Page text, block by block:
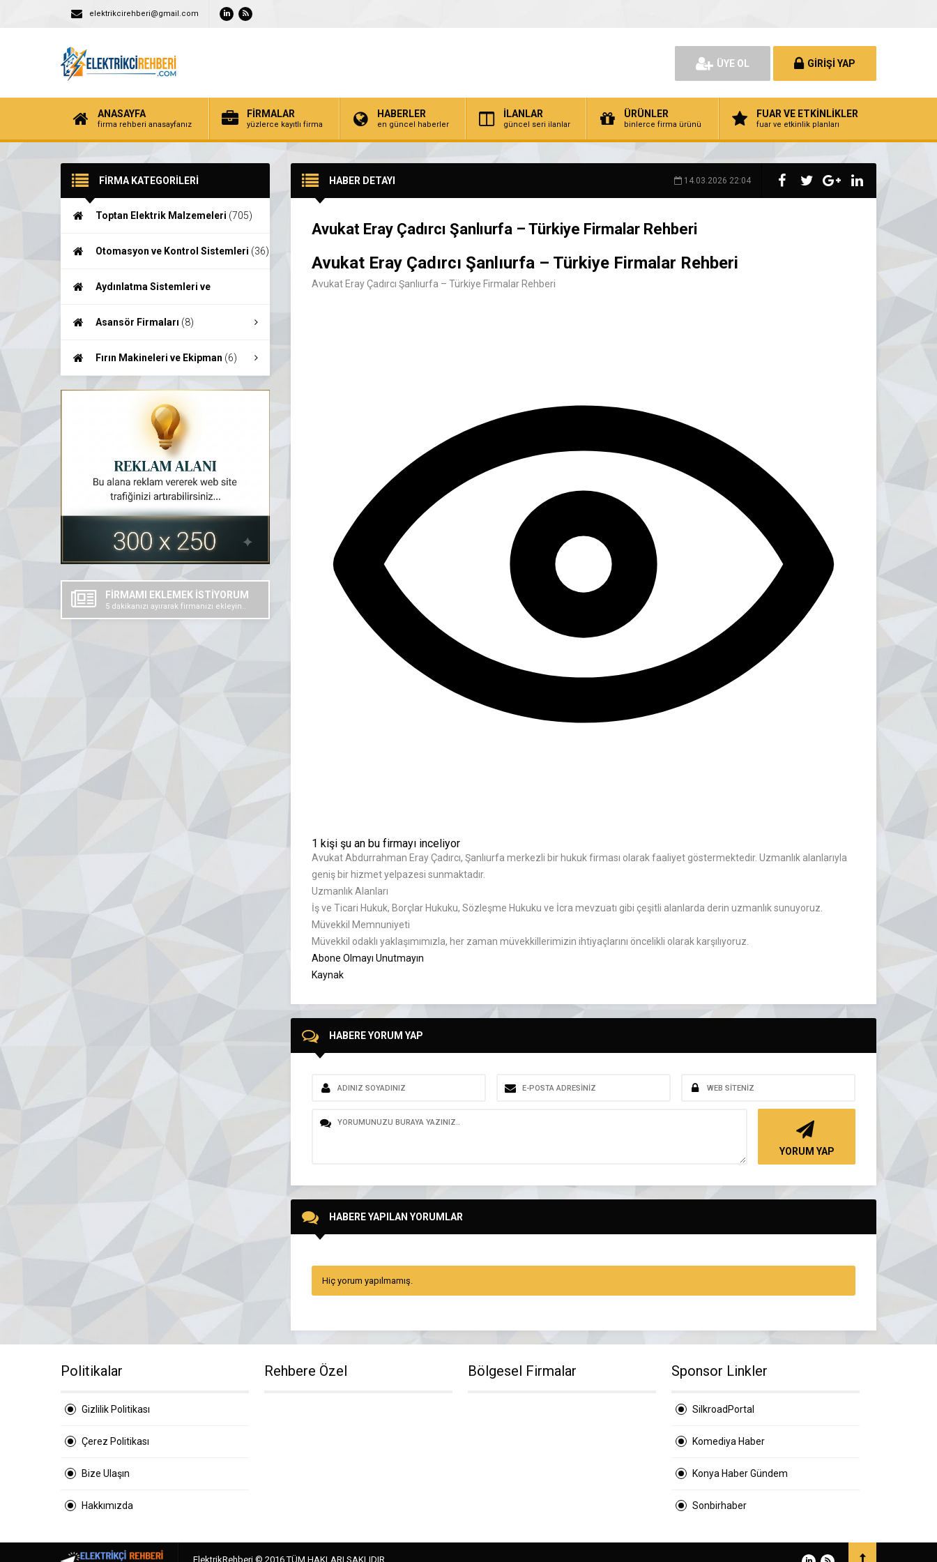
elektrikcirehberi@gmail.com
ÜYE OL GİRİŞİ YAP
ANASAYFA
firma rehberi anasayfanız
FİRMALAR
yüzlerce kayıtlı firma
HABERLER
en güncel haberler
İLANLAR
güncel seri ilanlar
ÜRÜNLER
binlerce firma ürünü
FUAR VE ETKİNLİKLER
fuar ve etkinlik planları
FİRMA KATEGORİLERİ
Toptan Elektrik Malzemeleri (705)
Otomasyon ve Kontrol Sistemleri (36)
Aydınlatma Sistemleri ve
Teknolojileri(7)
Asansör Firmaları (8)
Fırın Makineleri ve Ekipman (6)
FİRMAMI EKLEMEK İSTİYORUM
5 dakikanızı ayırarak firmanızı ekleyin..
HABER DETAYI 14.03.2026 22:04
Avukat Eray Çadırcı Şanlıurfa – Türkiye Firmalar Rehberi
Avukat Eray Çadırcı Şanlıurfa – Türkiye Firmalar Rehberi
Avukat Eray Çadırcı Şanlıurfa – Türkiye Firmalar Rehberi
1 kişi şu an bu firmayı inceliyor
Avukat Abdurrahman Eray Çadırcı, Şanlıurfa merkezli bir hukuk firması olarak faaliyet göstermektedir. Uzmanlık alanlarıyla
geniş bir hizmet yelpazesi sunmaktadır.
Uzmanlık Alanları
İş ve Ticari Hukuk, Borçlar Hukuku, Sözleşme Hukuku ve İcra mevzuatı gibi çeşitli alanlarda derin uzmanlık sunuyoruz.
Müvekkil Memnuniyeti
Müvekkil odaklı yaklaşımımızla, her zaman müvekkillerimizin ihtiyaçlarını öncelikli olarak karşılıyoruz.
Abone Olmayı Unutmayın
Kaynak
HABERE YORUM YAP
YORUM YAP
HABERE YAPILAN YORUMLAR
Hiç yorum yapılmamış.
Politikalar
Gizlilik Politikası
Çerez Politikası
Bize Ulaşın
Hakkımızda
Rehbere Özel Bölgesel Firmalar Sponsor Linkler
SilkroadPortal
Komediya Haber
Konya Haber Gündem
Sonbirhaber
ElektrikRehberi © 2016 TÜM HAKLARI SAKLIDIR.